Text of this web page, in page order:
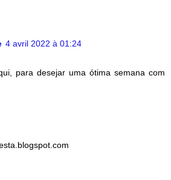
4 avril 2022 à 01:24
para desejar uma ótima semana com